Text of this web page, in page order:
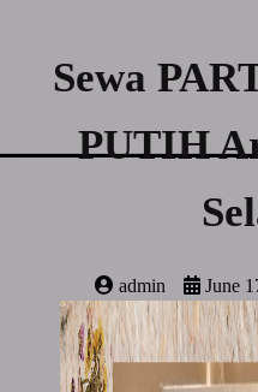
Sewa
PUTIH
admin June